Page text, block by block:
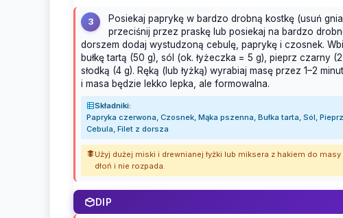
3
Posiekaj paprykę w bardzo drobną kostkę (usuń
przeciśnij przez praskę lub posiekaj na bardzo
dorszem dodaj wystudzoną cebulę, paprykę i czosnek.
bułkę tartą (50 g), sól (ok. łyżeczka = 5 g), pieprz czarny
słodką (4 g). Ręką (lub łyżką) wyrabiaj masę przez 1–2
i masa będzie lekko lepka, ale formowalna.
Składniki:
Papryka czerwona, Czosnek, Mąka pszenna, Bułka tarta, Sól,
Cebula, Filet z dorsza
Użyj dużej miski i drewnianej łyżki lub miksera z hakiem do
dłoń i nie rozpada.
DIP